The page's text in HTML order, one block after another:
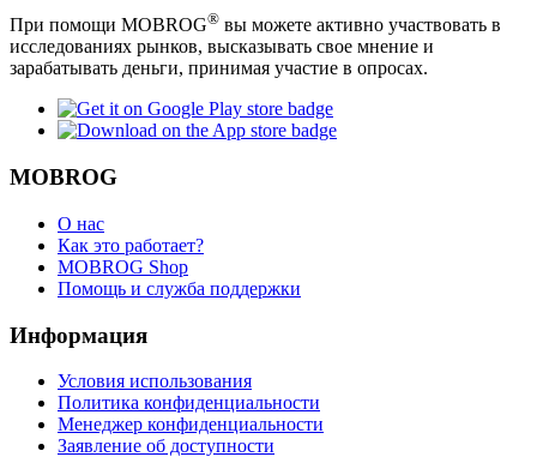
При помощи MOBROG® вы можете активно участвовать в
исследованиях рынков, высказывать свое мнение и
зарабатывать деньги, принимая участие в опросах.
MOBROG
О нас
Как это работает?
MOBROG Shop
Помощь и служба поддержки
Информация
Условия использования
Политика конфиденциальности
Менеджер конфиденциальности
Заявление об доступности